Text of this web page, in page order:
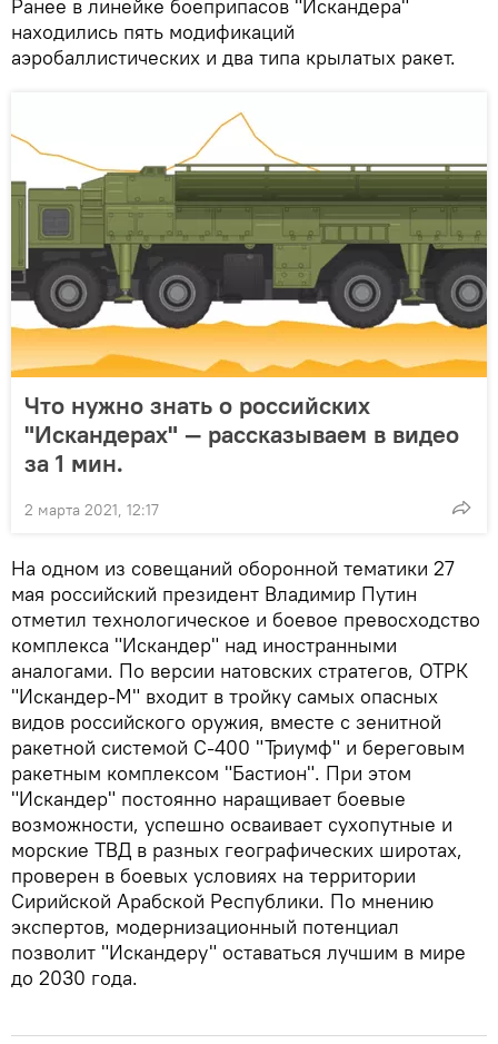
Ранее в линейке боеприпасов "Искандера"
находились пять модификаций
аэробаллистических и два типа крылатых ракет.
Что нужно знать о российских
"Искандерах" — рассказываем в видео
за 1 мин.
2 марта 2021, 12:17
На одном из совещаний оборонной тематики 27
мая российский президент Владимир Путин
отметил технологическое и боевое превосходство
комплекса "Искандер" над иностранными
аналогами. По версии натовских стратегов, ОТРК
"Искандер-М" входит в тройку самых опасных
видов российского оружия, вместе с зенитной
ракетной системой С-400 "Триумф" и береговым
ракетным комплексом "Бастион". При этом
"Искандер" постоянно наращивает боевые
возможности, успешно осваивает сухопутные и
морские ТВД в разных географических широтах,
проверен в боевых условиях на территории
Сирийской Арабской Республики. По мнению
экспертов, модернизационный потенциал
позволит "Искандеру" оставаться лучшим в мире
до 2030 года.